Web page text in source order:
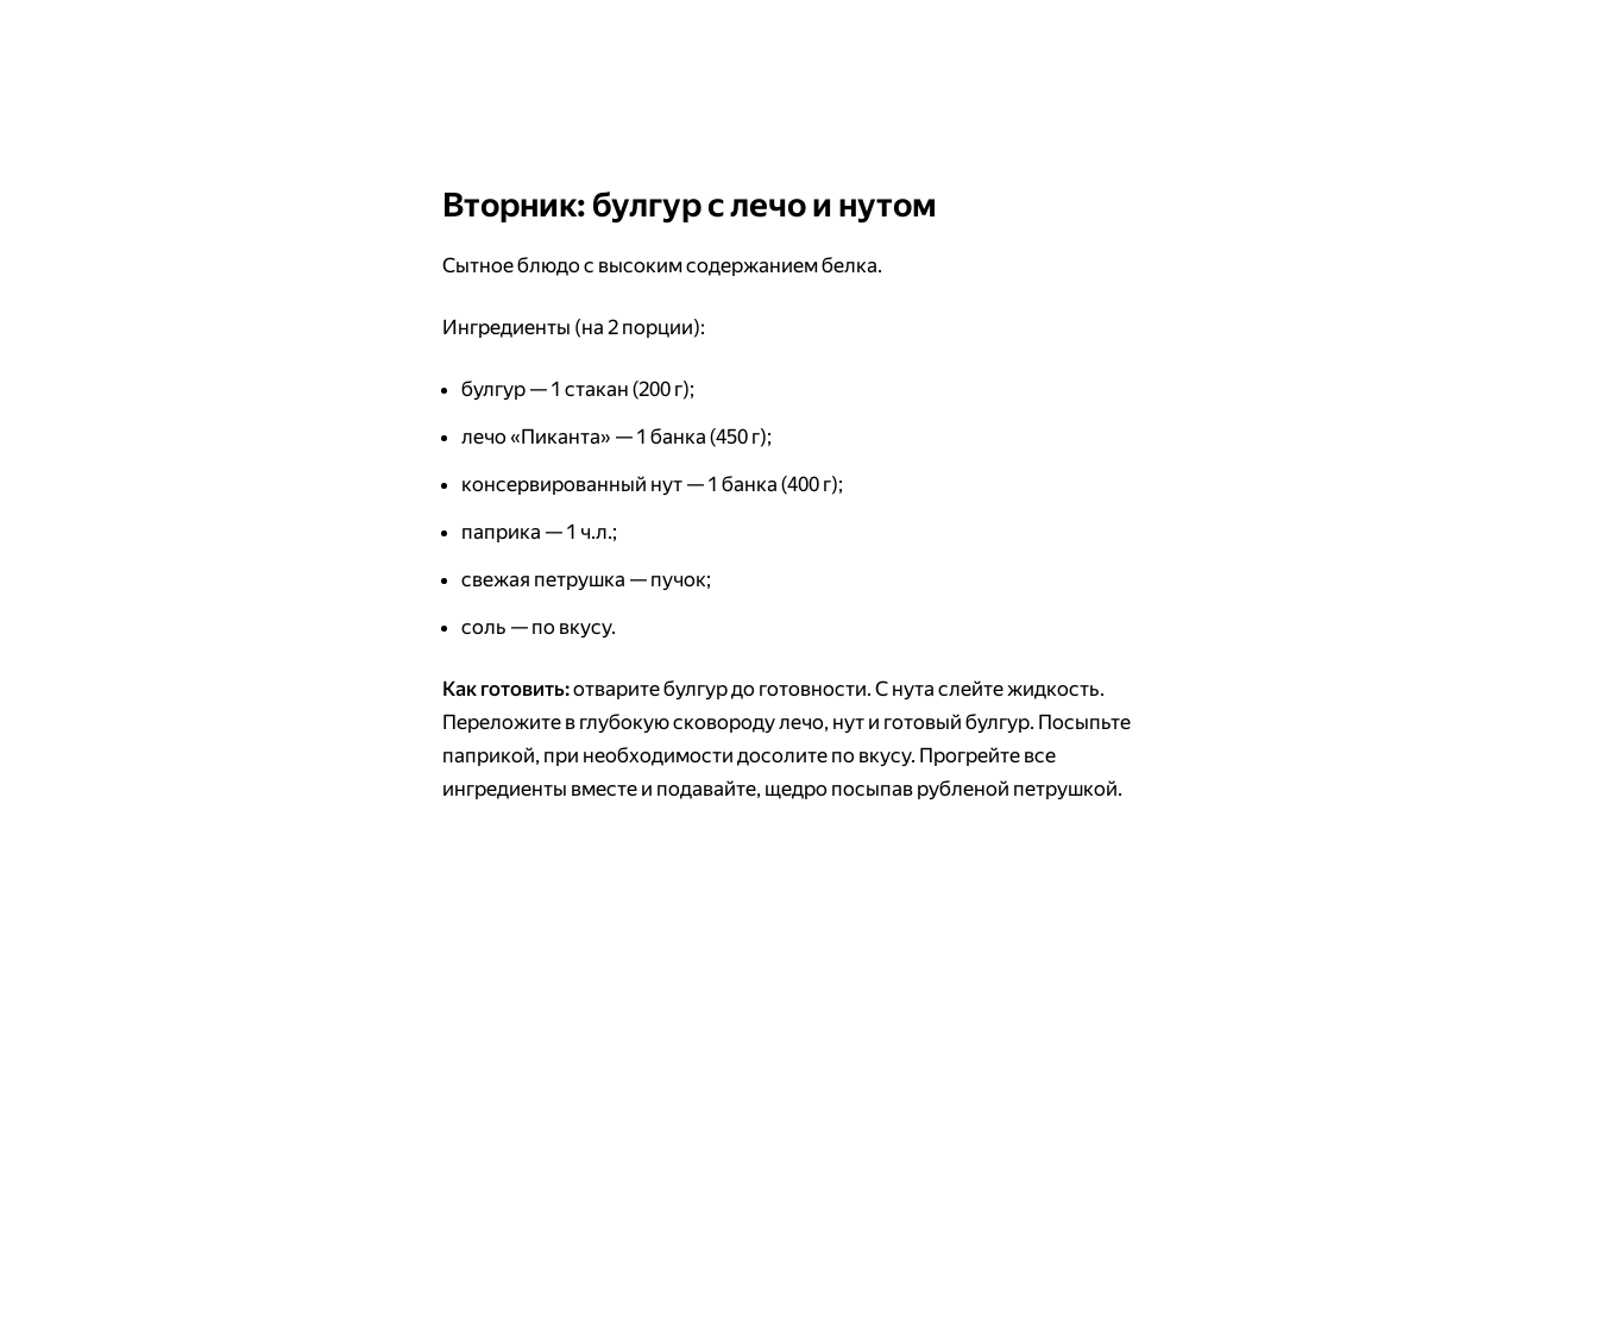
Вторник: булгур с лечо и нутом
Сытное блюдо с высоким содержанием белка.
Ингредиенты (на 2 порции):
булгур — 1 стакан (200 г);
лечо «Пиканта» — 1 банка (450 г);
консервированный нут — 1 банка (400 г);
паприка — 1 ч.л.;
свежая петрушка — пучок;
соль — по вкусу.
Как готовить:отварите булгур до готовности. С нута слейте жидкость.
Переложите в глубокую сковороду лечо, нут и готовый булгур. Посыпьте
паприкой, при необходимости досолите по вкусу. Прогрейте все
ингредиенты вместе и подавайте, щедро посыпав рубленой петрушкой.